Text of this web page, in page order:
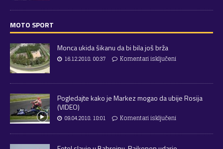
MOTO SPORT
Monca ukida šikanu da bi bila još brža
16.12.2018. 00:37 Komentari isključeni
Pogledajte kako je Markez mogao da ubije Rosija
(VIDEO)
09.04.2018. 18:01 Komentari isključeni